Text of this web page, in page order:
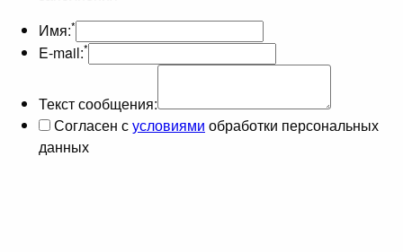
Имя:*
E-mail:*
Текст сообщения:
Согласен сусловиями обработки персональных
данных